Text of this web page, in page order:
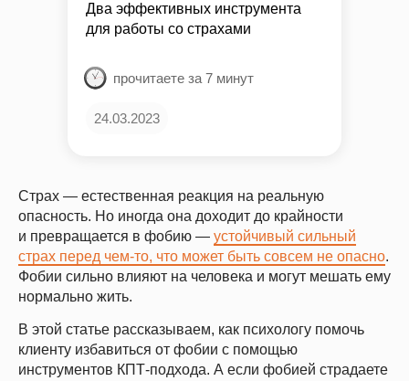
прочитаете за 7 минут
24.03.2023
Два эффективных инструмента
для работы со страхами
Страх — естественная реакция на реальную
опасность. Но иногда она доходит до крайности
и превращается в фобию — устойчивый сильный
страх перед чем-то, что может быть совсем не опасно.
Фобии сильно влияют на человека и могут мешать ему
нормально жить.
В этой статье рассказываем, как психологу помочь
клиенту избавиться от фобии с помощью
инструментов КПТ-подхода. А если фобией страдаете